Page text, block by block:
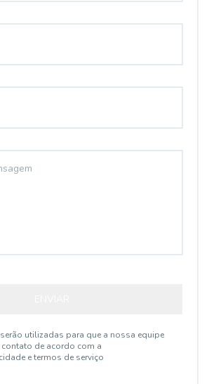
utilizadas para que a nossa equipe
de acordo com a
e termos de serviço